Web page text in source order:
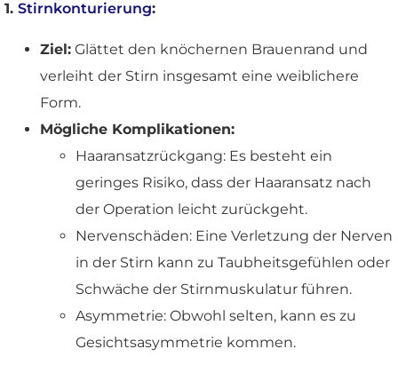
1. Stirnkonturierung:
Ziel: Glättet den knöchernen Brauenrand und
verleiht der Stirn insgesamt eine weiblichere
Form.
Mögliche Komplikationen:
Haaransatzrückgang: Es besteht ein
geringes Risiko, dass der Haaransatz nach
der Operation leicht zurückgeht.
Nervenschäden: Eine Verletzung der Nerven
in der Stirn kann zu Taubheitsgefühlen oder
Schwäche der Stirnmuskulatur führen.
Asymmetrie: Obwohl selten, kann es zu
Gesichtsasymmetrie kommen.